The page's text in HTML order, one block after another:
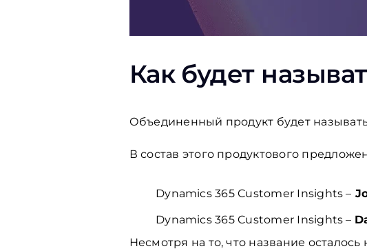
Как будет
Объединенный продукт будет
В состав этого продуктового
Dynamics 365 Customer Insights –
Dynamics 365 Customer Insights –
Несмотря на то, что название